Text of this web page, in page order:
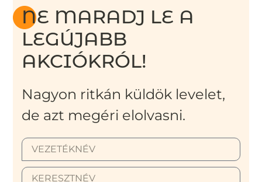
NE MARADJ LE A
LEGÚJABB
AKCIÓKRÓL!
Nagyon ritkán küldök levelet,
de azt megéri elolvasni.